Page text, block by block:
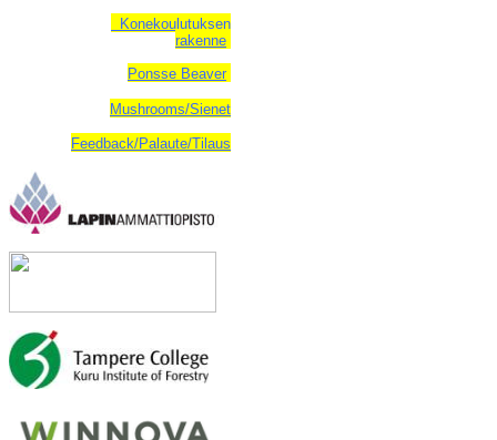
Konekoulutuksen
rakenne
Ponsse Beaver
Mushrooms/Sienet
Feedback/Palaute/Tilaus